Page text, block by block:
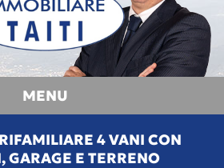
MENU
4 VANI CON
GARAGE E TERRENO